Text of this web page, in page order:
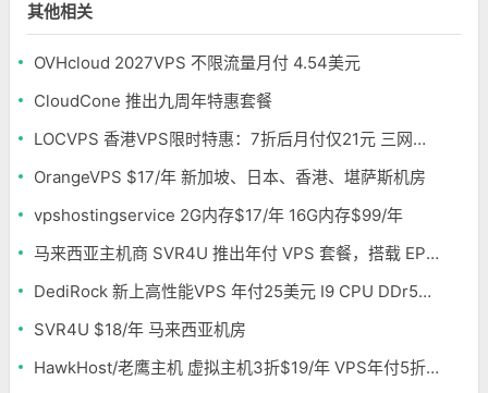
其他相关
OVHcloud 2027VPS 不限流量月付 4.54美元
CloudCone 推出九周年特惠套餐
LOCVPS 香港VPS限时特惠：7折后月付仅21元 三网优化BGP线路 可选原生IP
OrangeVPS $17/年 新加坡、日本、香港、堪萨斯机房
vpshostingservice 2G内存$17/年 16G内存$99/年
马来西亚主机商 SVR4U 推出年付 VPS 套餐，搭载 EPYC/至强铂金，支持支付宝
DediRock 新上高性能VPS 年付25美元 I9 CPU DDr5内存 纽约机房
SVR4U $18/年 马来西亚机房
HawkHost/老鹰主机 虚拟主机3折$19/年 VPS年付5折$25/年